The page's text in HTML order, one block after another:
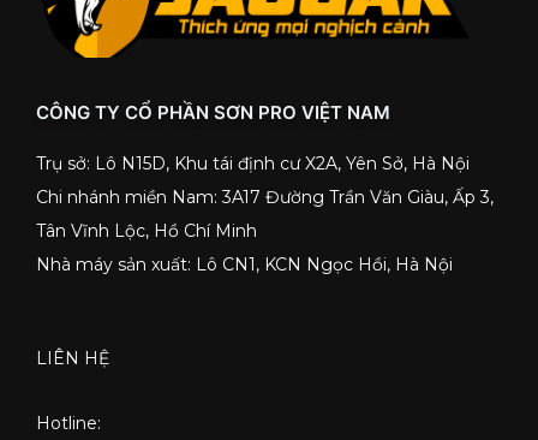
CÔNG TY CỔ PHẦN SƠN PRO VIỆT NAM
Trụ sở: Lô N15D, Khu tái định cư X2A, Yên Sở, Hà Nội
Chi nhánh miền Nam: 3A17 Đường Trần Văn Giàu, Ấp 3,
Tân Vĩnh Lộc, Hồ Chí Minh
Nhà máy sản xuất: Lô CN1, KCN Ngọc Hồi, Hà Nội
LIÊN HỆ
Hotline: